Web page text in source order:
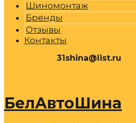
Шиномонтаж
Бренды
Отзывы
Контакты
31shina@list.ru
БелАвтоШина